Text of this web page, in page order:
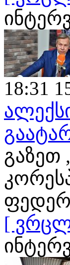
18:31
გაზეთ
[